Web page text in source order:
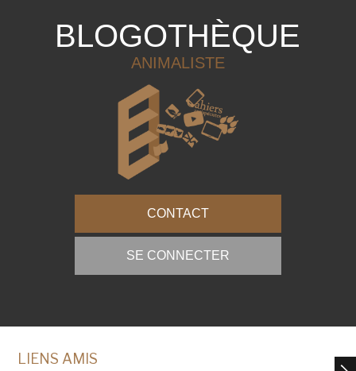
BLOGOTHÈQUE
ANIMALISTE
CONTACT
SE CONNECTER
LIENS AMIS